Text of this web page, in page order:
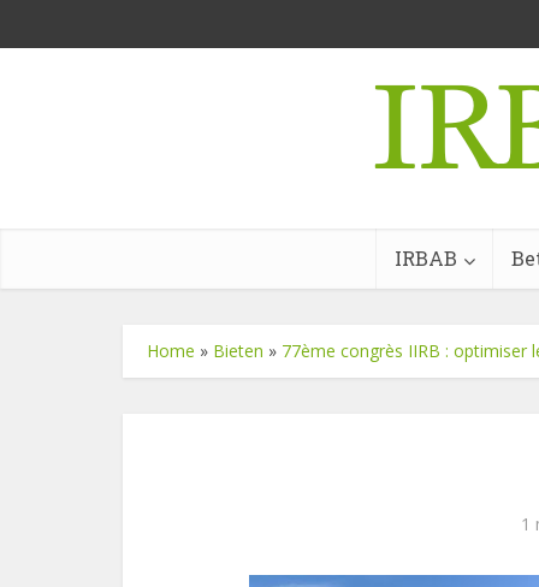
IRBAB
Home » Bieten » 77ème congrès IIRB : optimiser
1